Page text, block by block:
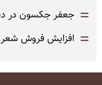
= جعفر جکسون در
= افزایش فروش شعر